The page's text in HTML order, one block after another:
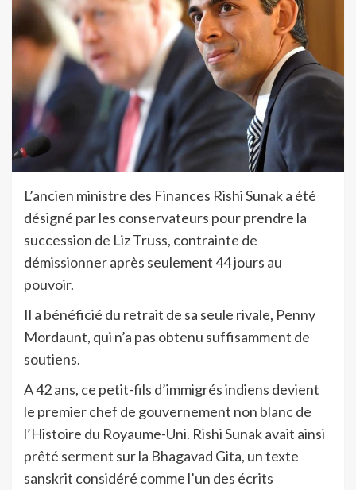
L’ancien ministre des Finances Rishi Sunak a été
désigné par les conservateurs pour prendre la
succession de Liz Truss, contrainte de
démissionner après seulement 44 jours au
pouvoir.
Il a bénéficié du retrait de sa seule rivale, Penny
Mordaunt, qui n’a pas obtenu suffisamment de
soutiens.
A 42 ans, ce petit-fils d’immigrés indiens devient
le premier chef de gouvernement non blanc de
l’Histoire du Royaume-Uni. Rishi Sunak avait ainsi
prêté serment sur la Bhagavad Gita, un texte
sanskrit considéré comme l’un des écrits